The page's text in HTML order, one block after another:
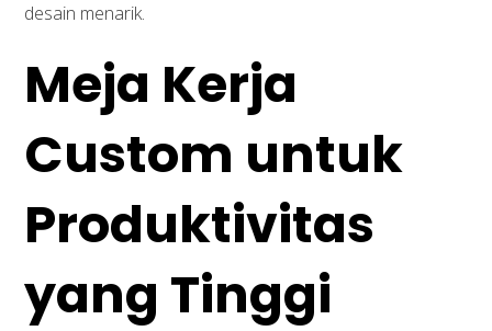
desain menarik.
Meja Kerja
Custom untuk
Produktivitas
yang Tinggi